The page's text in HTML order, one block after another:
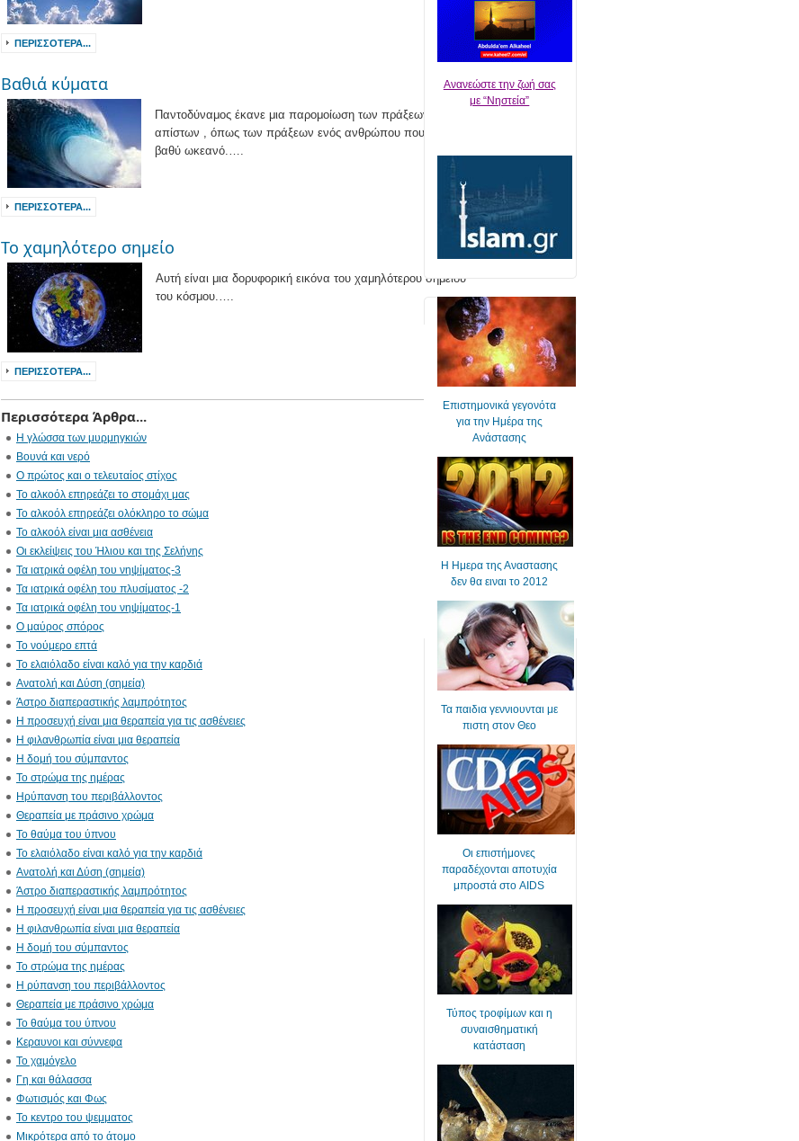
ΠΕΡΙΣΣΌΤΕΡΑ...
Βαθιά κύματα
Παντοδύναμος έκανε μια παρομοίωση των πράξεων των
απίστων , όπως των πράξεων ενός ανθρώπου που ζει στον
βαθύ ωκεανό.….
ΠΕΡΙΣΣΌΤΕΡΑ...
Το χαμηλότερο σημείο
Αυτή είναι μια δορυφορική εικόνα του χαμηλότερου σημείου
του κόσμου.….
ΠΕΡΙΣΣΌΤΕΡΑ...
Περισσότερα Άρθρα...
Η γλώσσα των μυρμηγκιών
Βουνά και νερό
Ο πρώτος και ο τελευταίος στίχος
Το αλκοόλ επηρεάζει το στομάχι μας
Το αλκοόλ επηρεάζει ολόκληρο το σώμα
Το αλκοόλ είναι μια ασθένεια
Οι εκλείψεις του Ήλιου και της Σελήνης
Τα ιατρικά οφέλη του νηψίματος-3
Τα ιατρικά οφέλη του πλυσίματος -2
Τα ιατρικά οφέλη του νηψίματος-1
Ο μαύρος σπόρος
Το νούμερο επτά
Το ελαιόλαδο είναι καλό για την καρδιά
Ανατολή και Δύση (σημεία)
Άστρο διαπεραστικής λαμπρότητος
Η προσευχή είναι μια θεραπεία για τις ασθένειες
Η φιλανθρωπία είναι μια θεραπεία
Η δομή του σύμπαντος
Το στρώμα της ημέρας
Ηρύπανση του περιβάλλοντος
Θεραπεία με πράσινο χρώμα
Το θαύμα του ύπνου
Το ελαιόλαδο είναι καλό για την καρδιά
Ανατολή και Δύση (σημεία)
Άστρο διαπεραστικής λαμπρότητος
Η προσευχή είναι μια θεραπεία για τις ασθένειες
Η φιλανθρωπία είναι μια θεραπεία
Η δομή του σύμπαντος
Το στρώμα της ημέρας
Η ρύπανση του περιβάλλοντος
Θεραπεία με πράσινο χρώμα
Το θαύμα του ύπνου
Κεραυνοι και σύννεφα
Το χαμόγελο
Γη και θάλασσα
Φωτισμός και Φως
Το κεντρο του ψεμματος
Μικρότερα από το άτομο
Ανανεώστε την ζωή σας
με “Νηστεία”
Επιστημονικά γεγονότα
για την Ημέρα της
Ανάστασης
Η Ημερα της Αναστασης
δεν θα ειναι το 2012
Τα παιδια γεννιουνται με
πιστη στον Θεο
Οι επιστήμονες
παραδέχονται αποτυχία
μπροστά στο AIDS
Τύπος τροφίμων και η
συναισθηματική
κατάσταση